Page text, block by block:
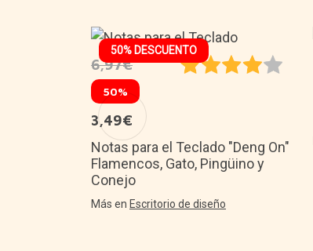
50% DESCUENTO
6,97€
50%
3,49€
Notas para el Teclado "Deng On"
Flamencos, Gato, Pingüino y
Conejo
Más en Escritorio de diseño